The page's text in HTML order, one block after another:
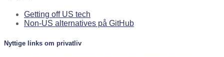
Getting off US tech
Non-US alternatives på GitHub
Nyttige links om privatliv